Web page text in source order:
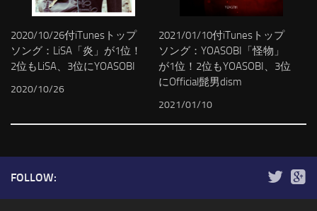
2020/10/26付iTunesトップ
ソング：LiSA「炎」が1位！
2位もLiSA、3位にYOASOBI
2020/10/26
2021/01/10付iTunesトップ
ソング：YOASOBI「怪物」
が1位！2位もYOASOBI、3位
にOfficial髭男dism
2021/01/10
FOLLOW: